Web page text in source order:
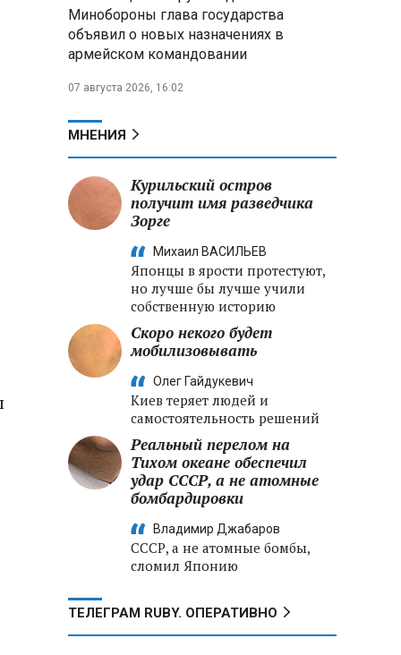
уничтожил эшелон с техникой
ВСУ в Днепропетровской
области
Главы правительств ЕАЭС
e‑торговле, биржевому рынку и
Александр Лукашенко:
Хотите «собирать сливки» в
городах — отвечайте и за
Минобороны глава государства
объявил о новых назначениях в
армейском командовании
07 августа 2026, 16:02
МНЕНИЯ
Курильский остров
получит имя разведчика
Зорге
Михаил ВАСИЛЬЕВ
Японцы в ярости протестуют,
но лучше бы лучше учили
собственную историю
Скоро некого будет
мобилизовывать
Олег Гайдукевич
Киев теряет людей и
самостоятельность решений
Реальный перелом на
Тихом океане обеспечил
удар СССР, а не атомные
бомбардировки
Владимир Джабаров
СССР, а не атомные бомбы,
сломил Японию
ТЕЛЕГРАМ RUBY. ОПЕРАТИВНО